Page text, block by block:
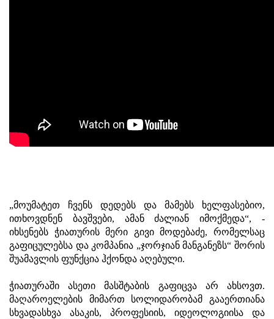
„მოუმატეთ ჩვენს დედებს და მამებს ხელფასებიო,
ითხოვდნენ ბავშვები, ამან ძალიან იმოქმედა“, -
იხსენებს ჭიათურის მერი გივი მოდებაძე, რომელსაც
გაფიცულებსა და კომპანია „ჯორჯიან მანგანეზს“ შორის
შუამავლის ფუნქცია ჰქონდა აღებული.
ჭიათურაში ასეთი მასშტაბის გაფიცვა არ ახსოვთ.
მაღაროელების მიმართ სოლიდარობამ გააერთიანა
სხვადასხვა ასაკის, პროფესიის, იდეოლოგიისა და